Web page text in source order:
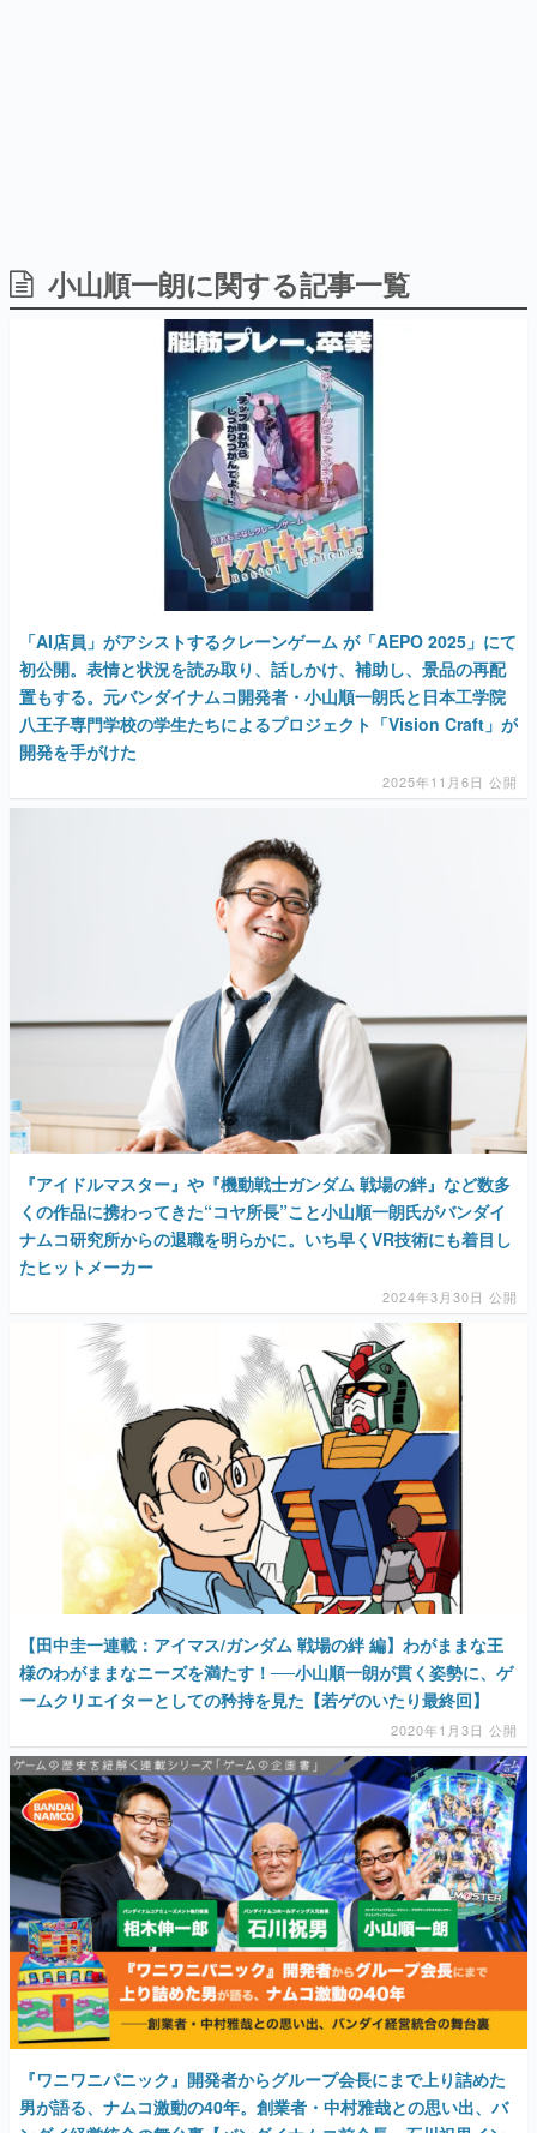
ゲーム開発者・hamatsu氏がゲームの魅力を画面や操作の
具体的な形から解き明かしていく、硬派で骨太な評論連載
です。
ゲームが変えた日本語
「経験値」「裏技」「ラスボス」… ゲームにまつわる言葉
の起源や用法の変遷を、コンピューター文化史研究家・タ
イニーP氏が徹底調査。
カテゴリ
アプリレビュー
その他
電ファミニコゲーマーとは？
小山順一朗に関する記事一覧
「AI店員」がアシストするクレーンゲーム が「AEPO 2025」にて
初公開。表情と状況を読み取り、話しかけ、補助し、景品の再配
置もする。元バンダイナムコ開発者・小山順一朗氏と日本工学院
八王子専門学校の学生たちによるプロジェクト「Vision Craft」が
開発を手がけた
2025年11月6日 公開
『アイドルマスター』や『機動戦士ガンダム 戦場の絆』など数多
くの作品に携わってきた“コヤ所長”こと小山順一朗氏がバンダイ
ナムコ研究所からの退職を明らかに。いち早くVR技術にも着目し
たヒットメーカー
2024年3月30日 公開
【田中圭一連載：アイマス/ガンダム 戦場の絆 編】わがままな王
様のわがままなニーズを満たす！──小山順一朗が貫く姿勢に、ゲ
ームクリエイターとしての矜持を見た【若ゲのいたり最終回】
2020年1月3日 公開
『ワニワニパニック』開発者からグループ会長にまで上り詰めた
男が語る、ナムコ激動の40年。創業者・中村雅哉との思い出、バ